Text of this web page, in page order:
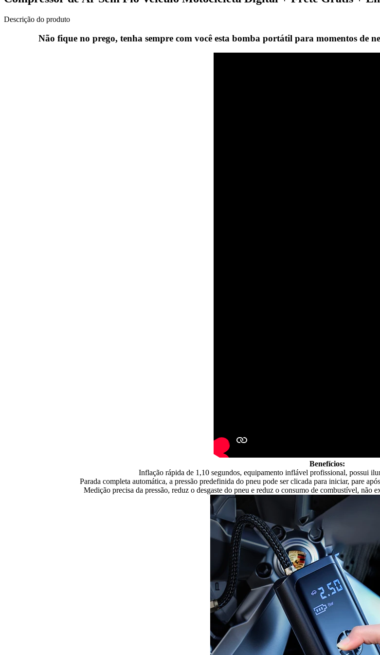
Descrição do produto
Não fique no prego, tenha sempre com você esta bomba portátil para momentos de
Benefícios:
Inflação rápida de 1,10 segundos, equipamento inflável profissional, possui
Parada completa automática, a pressão predefinida do pneu pode ser clicada para iniciar, pare
Medição precisa da pressão, reduz o desgaste do pneu e reduz o consumo de combustível, não